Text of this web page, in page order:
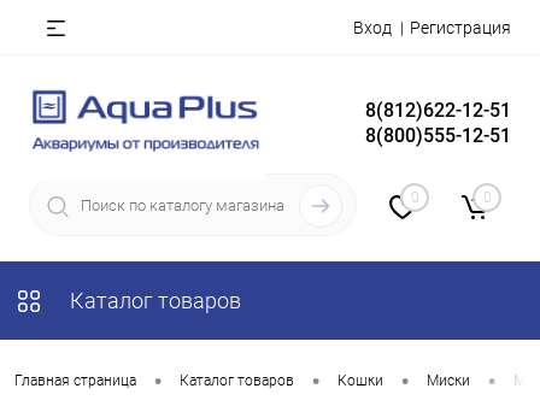
Вход Регистрация
8(812)622-12-51
8(800)555-12-51
0 0
Каталог товаров
Главная страница • Каталог товаров • Кошки • Миски •